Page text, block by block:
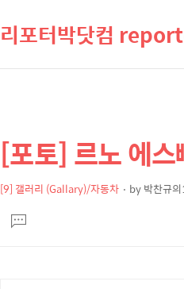
리포터박닷컴
상
세
컨
텐
본
문
제
[포토] 르노 에
[9] 갤러리 (Gallary)/자동차 by박찬규
문댓
글